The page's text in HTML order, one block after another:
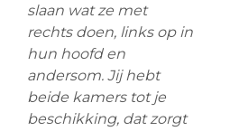
slaan wat ze met
rechts doen, links op in
hun hoofd en
andersom. Jij hebt
beide kamers tot je
beschikking, dat zorgt